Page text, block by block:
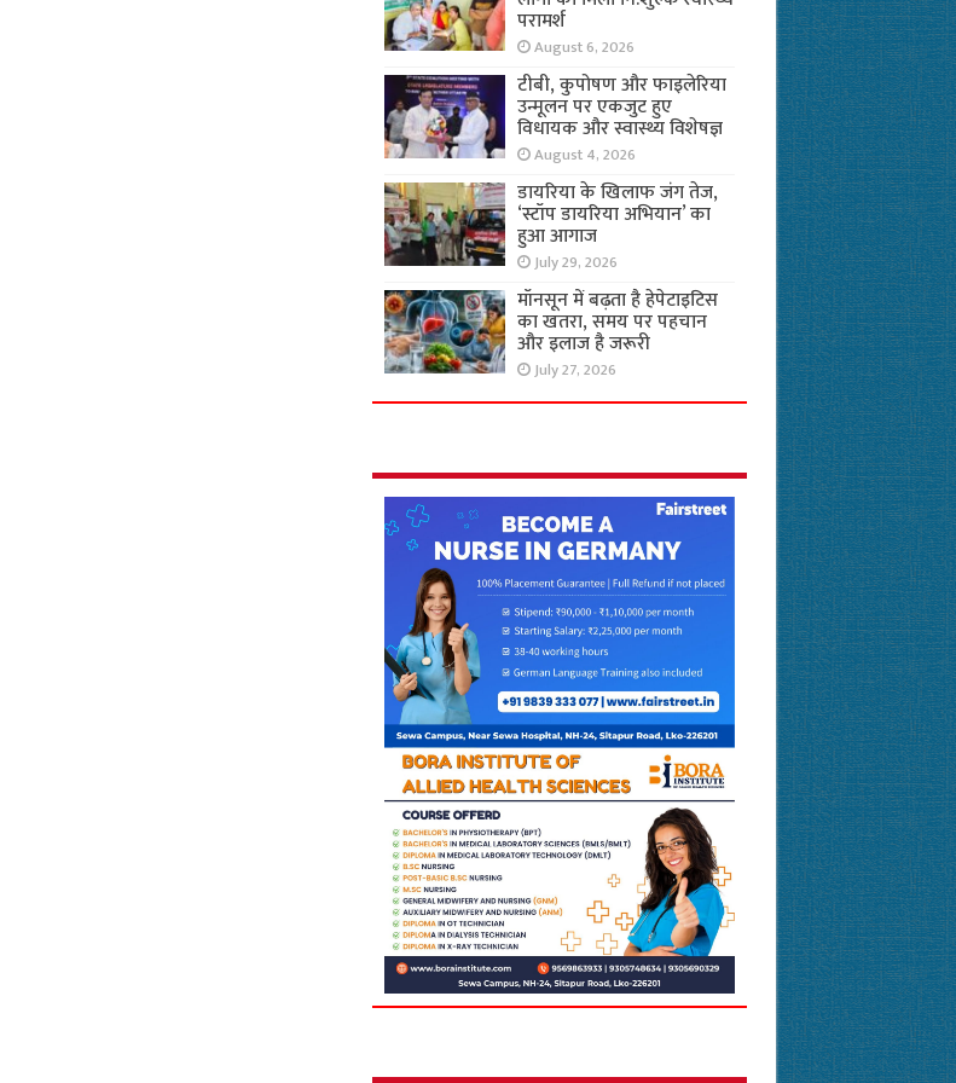
परामर्श
August 6, 2026
टीबी, कुपोषण और फाइलेरिया
उन्मूलन पर एकजुट हुए
विधायक और स्वास्थ्य विशेषज्ञ
August 4, 2026
डायरिया के खिलाफ जंग तेज,
‘स्टॉप डायरिया अभियान’ का
हुआ आगाज
July 29, 2026
मॉनसून में बढ़ता है हेपेटाइटिस
का खतरा, समय पर पहचान
और इलाज है जरूरी
July 27, 2026